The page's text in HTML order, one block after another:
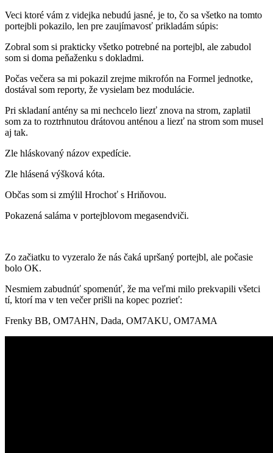
Veci ktoré vám z videjka nebudú jasné, je to, čo sa všetko na tomto
portejbli pokazilo, len pre zaujímavosť prikladám súpis:
Zobral som si prakticky všetko potrebné na portejbl, ale zabudol
som si doma peňaženku s dokladmi.
Počas večera sa mi pokazil zrejme mikrofón na Formel jednotke,
dostával som reporty, že vysielam bez modulácie.
Pri skladaní antény sa mi nechcelo liezť znova na strom, zaplatil
som za to roztrhnutou drátovou anténou a liezť na strom som musel
aj tak.
Zle hláskovaný názov expedície.
Zle hlásená výšková kóta.
Občas som si zmýlil Hrochoť s Hriňovou.
Pokazená saláma v portejblovom megasendviči.
Zo začiatku to vyzeralo že nás čaká upršaný portejbl, ale počasie
bolo OK.
Nesmiem zabudnúť spomenúť, že ma veľmi milo prekvapili všetci
tí, ktorí ma v ten večer prišli na kopec pozrieť:
Frenky BB, OM7AHN, Dada, OM7AKU, OM7AMA